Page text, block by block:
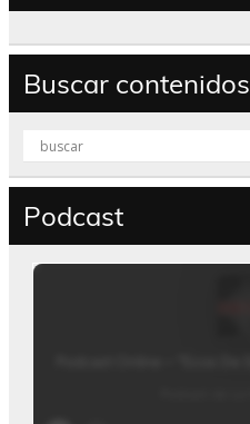
Buscar contenidos
Podcast